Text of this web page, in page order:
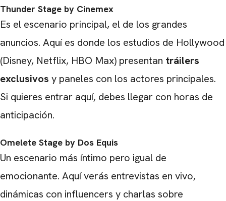
Thunder Stage by Cinemex
Es el escenario principal, el de los grandes
anuncios. Aquí es donde los estudios de Hollywood
(Disney, Netflix, HBO Max) presentan tráilers
exclusivos y paneles con los actores principales.
Si quieres entrar aquí, debes llegar con horas de
anticipación.
Omelete Stage by Dos Equis
Un escenario más íntimo pero igual de
emocionante. Aquí verás entrevistas en vivo,
dinámicas con influencers y charlas sobre